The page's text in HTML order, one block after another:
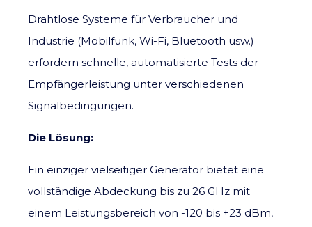
Drahtlose Systeme für Verbraucher und
Industrie (Mobilfunk, Wi-Fi, Bluetooth usw.)
erfordern schnelle, automatisierte Tests der
Empfängerleistung unter verschiedenen
Signalbedingungen.
Die Lösung:
Ein einziger vielseitiger Generator bietet eine
vollständige Abdeckung bis zu 26 GHz mit
einem Leistungsbereich von -120 bis +23 dBm,